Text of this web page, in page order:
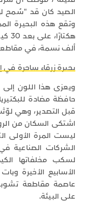
الصيد كان قد "سُمح
ألف نسمة، في
بحيرة زرقاء ساحرة في
ويعزى هذا اللون
حافظة مضادة
قبل التصدير، وهي
اشتكى السكان من
ليست المرة الأولى
الشركات الصناعية
لسكب مخلفاتها
الأسابيع الأخيرة
عاصمة مقاطعة
على البيئة.